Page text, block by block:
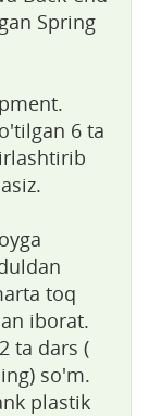
Spring
6 ta
toq
iborat.
ta dars (
so'm.
plastik